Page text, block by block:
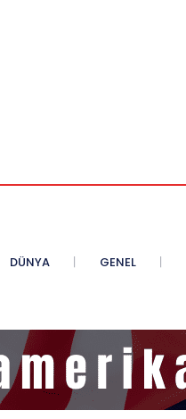
DÜNYA GENEL